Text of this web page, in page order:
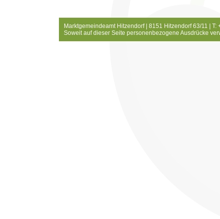
Marktgemeindeamt Hitzendorf | 8151 Hitzendorf 63/11 |
Soweit auf dieser Seite personenbezogene Ausdrücke